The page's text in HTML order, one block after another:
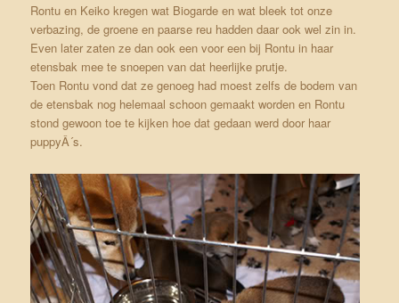
Rontu en Keiko kregen wat Biogarde en wat bleek tot onze
verbazing, de groene en paarse reu hadden daar ook wel zin in.
Even later zaten ze dan ook een voor een bij Rontu in haar
etensbak mee te snoepen van dat heerlijke prutje.
Toen Rontu vond dat ze genoeg had moest zelfs de bodem van
de etensbak nog helemaal schoon gemaakt worden en Rontu
stond gewoon toe te kijken hoe dat gedaan werd door haar
puppyÂ´s.